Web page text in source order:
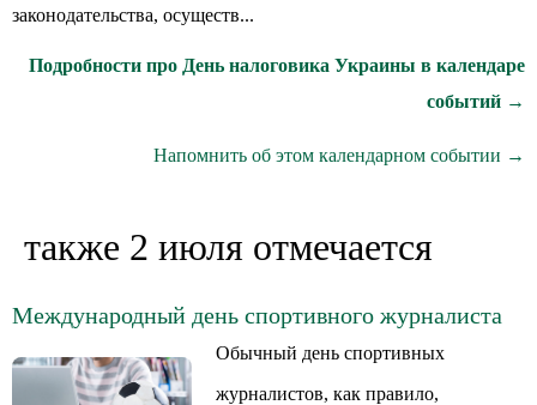
законодательства, осуществ...
Подробности про День налоговика Украины в календаре
событий →
Напомнить об этом календарном событии →
также 2 июля отмечается
Международный день спортивного журналиста
Обычный день спортивных
журналистов, как правило,